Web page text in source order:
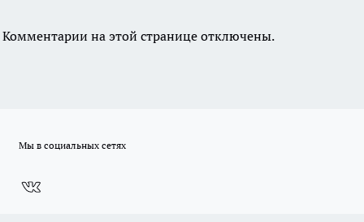
Комментарии на этой странице отключены.
Мы в социальных сетях